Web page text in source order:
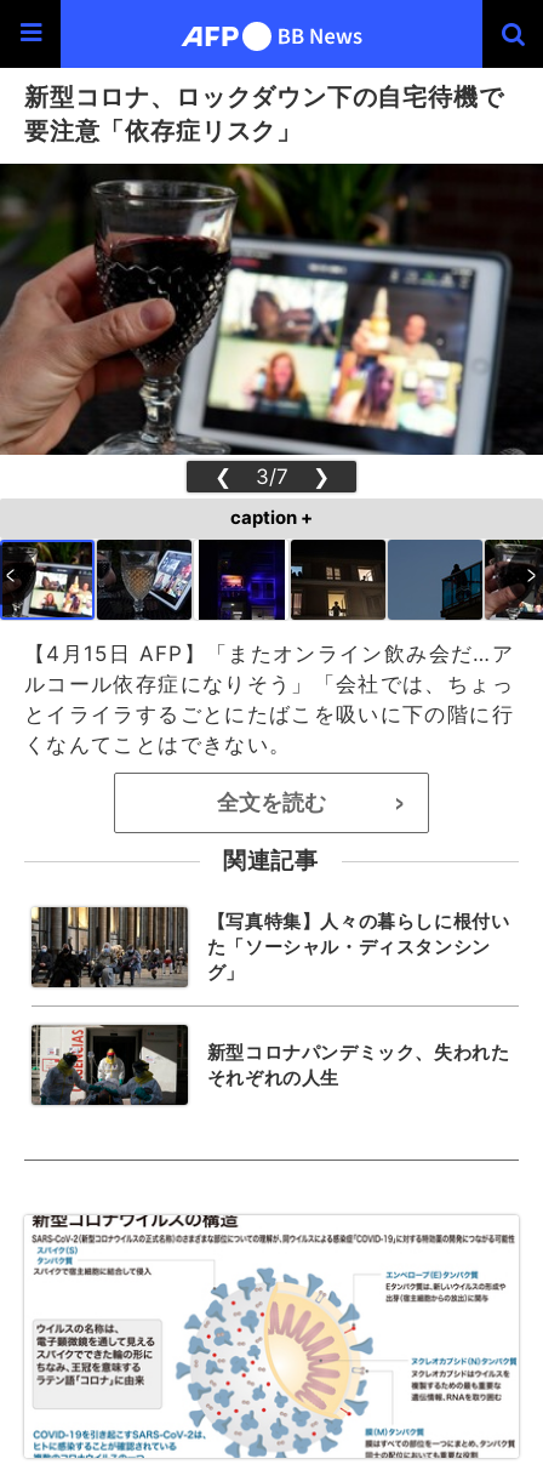
新型コロナ、ロックダウン下の自宅待機で
要注意「依存症リスク」
❮ 3/7 ❯
caption +
【4月15日 AFP】「またオンライン飲み会だ…ア
ルコール依存症になりそう」「会社では、ちょっ
とイライラするごとにたばこを吸いに下の階に行
くなんてことはできない。
全文を読む >
関連記事
【写真特集】人々の暮らしに根付い
た「ソーシャル・ディスタンシン
グ」
新型コロナパンデミック、失われた
それぞれの人生